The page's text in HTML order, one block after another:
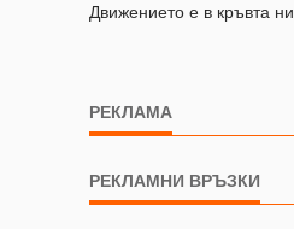
Движението е в кръвта ни.
РЕКЛАМА
РЕКЛАМНИ ВРЪЗКИ